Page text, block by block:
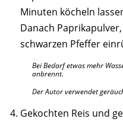
Minuten köcheln
Danach
schwarzen Pfeffer
Bei Bedarf etwas mehr
anbrennt.
Der Autor verwendet
Gekochten Reis und